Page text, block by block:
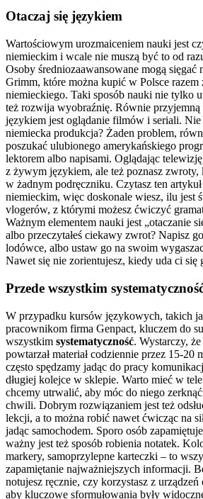
Otaczaj się językiem
Wartościowym urozmaiceniem nauki jest
niemieckim i wcale nie muszą być to od
Osoby średniozaawansowane mogą sięgać
Grimm, które można kupić w Polsce razem
niemieckiego. Taki sposób nauki nie tylko
też rozwija wyobraźnię. Równie przyjemną
językiem jest oglądanie filmów i seriali. Nie
niemiecka produkcja? Żaden problem,
poszukać ulubionego amerykańskiego
lektorem albo napisami. Oglądając
z żywym językiem, ale też poznasz zwroty,
w żadnym podręczniku. Czytasz ten
niemieckim, więc doskonale wiesz, ilu jest
vlogerów, z którymi możesz ćwiczyć
Ważnym elementem nauki jest „otaczanie
albo przeczytałeś ciekawy zwrot? Napisz
lodówce, albo ustaw go na swoim
Nawet się nie zorientujesz, kiedy uda ci się
Przede wszystkim
W przypadku kursów językowych, takich
pracownikom firma Genpact, kluczem do
wszystkim systematyczność. Wystarczy,
powtarzał materiał codziennie przez 15-20
często spędzamy jadąc do pracy
długiej kolejce w sklepie. Warto mieć w
chcemy utrwalić, aby móc do niego
chwili. Dobrym rozwiązaniem jest też
lekcji, a to można robić nawet ćwicząc na
jadąc samochodem. Sporo osób
ważny jest też sposób robienia notatek.
markery, samoprzylepne karteczki – to
zapamiętanie najważniejszych informacji.
notujesz ręcznie, czy korzystasz z
aby kluczowe sformułowania były